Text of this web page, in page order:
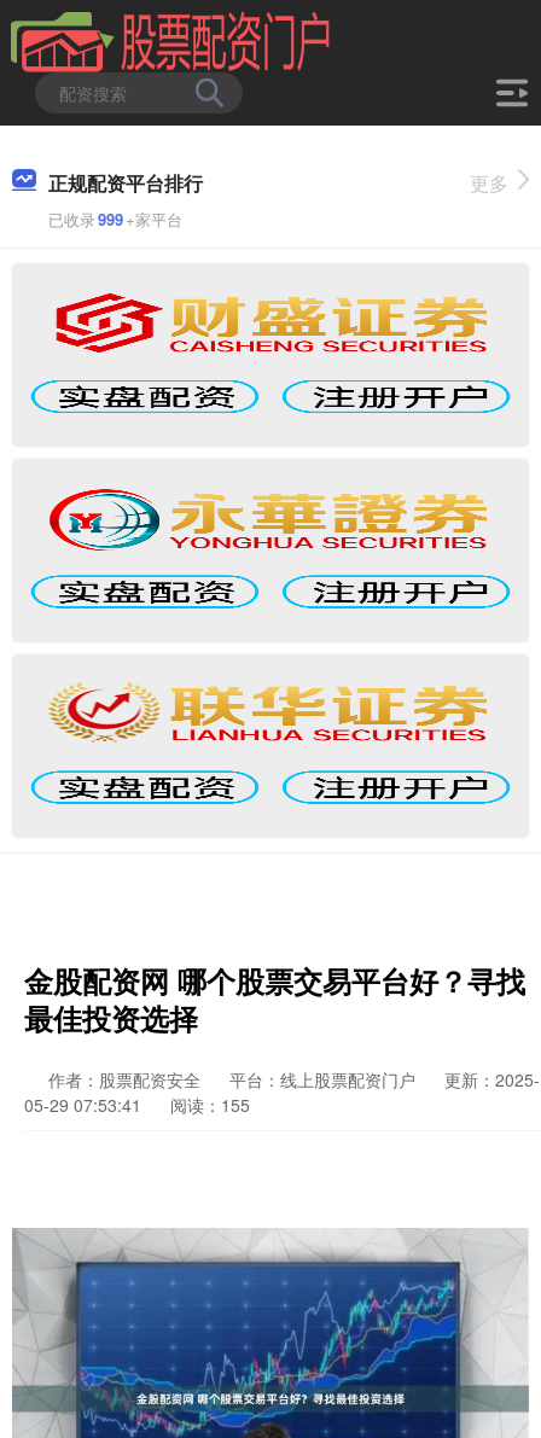
正规配资平台排行
已收录999+家平台
更多
金股配资网 哪个股票交易平台好？寻找
最佳投资选择
作者：股票配资安全 平台：线上股票配资门户
更新：2025-
05-29 07:53:41
阅读：155